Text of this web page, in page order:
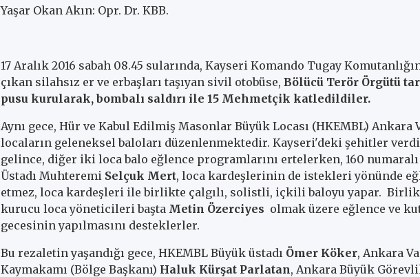
Yaşar Okan Akın: Opr. Dr. KBB.
17 Aralık 2016 sabah 08.45 sularında, Kayseri Komando Tugay
çıkan silahsız er ve erbaşları taşıyan sivil otobüse, Bölücü Terör Örgütü
pusu kurularak, bombalı saldırı ile 15 Mehmetçik katledildiler.
Aynı gece, Hür ve Kabul Edilmiş Masonlar Büyük Locası (HKEMBL) Ankara
locaların geleneksel baloları düzenlenmektedir. Kayseri'deki şehitler
gelince, diğer iki loca balo eğlence programlarını ertelerken, 160
Üstadı Muhteremi Selçuk Mert, loca kardeşlerinin de istekleri yönünde
etmez, loca kardeşleri ile birlikte çalgılı, solistli, içkili baloyu yapar. Birlik
kurucu loca yöneticileri başta Metin Özerciyes olmak üzere eğlence ve
gecesinin yapılmasını desteklerler.
Bu rezaletin yaşandığı gece, HKEMBL Büyük üstadı Ömer Köker, Ankara
Kaymakamı (Bölge Başkanı) Haluk Kürşat Parlatan, Ankara Büyük